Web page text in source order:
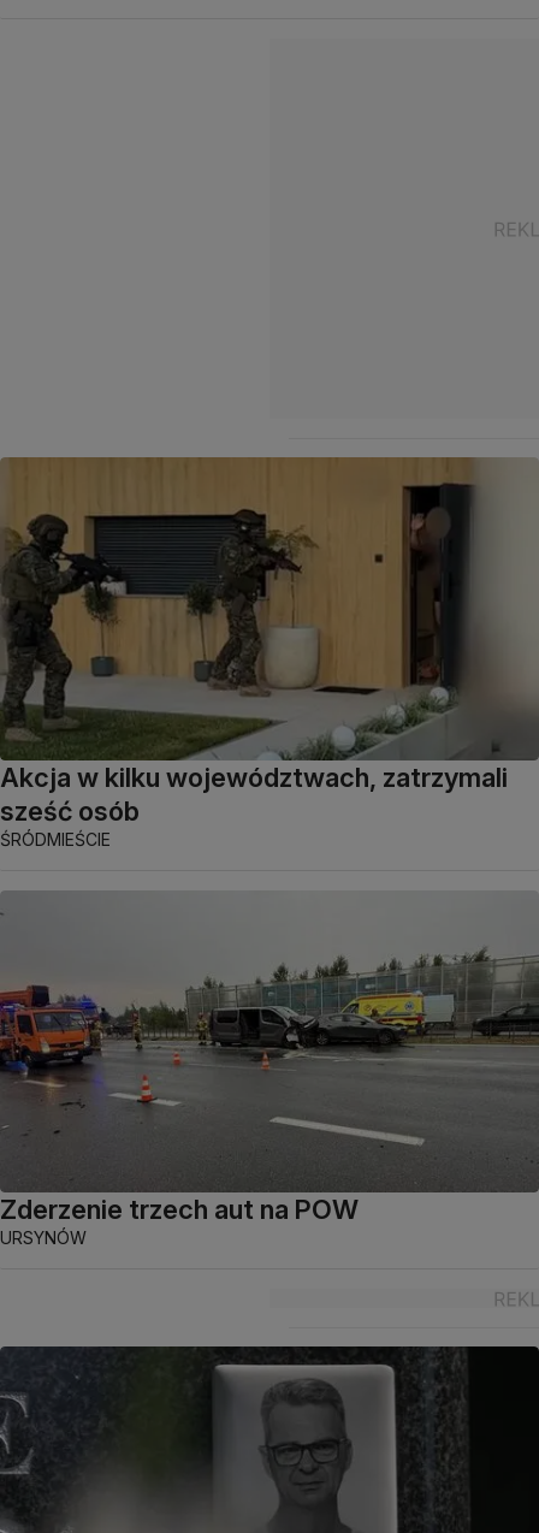
Akcja w kilku województwach, zatrzymali
sześć osób
ŚRÓDMIEŚCIE
Zderzenie trzech aut na POW
URSYNÓW